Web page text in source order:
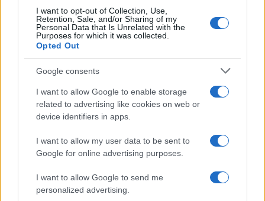
I want to opt-out of Collection, Use,
Retention, Sale, and/or Sharing of my
Personal Data that Is Unrelated with the
Purposes for which it was collected.
Opted Out
Google consents
I want to allow Google to enable storage
related to advertising like cookies on web or
device identifiers in apps.
I want to allow my user data to be sent to
Google for online advertising purposes.
I want to allow Google to send me
personalized advertising.
Cremlino”:eliminare fisicamente
Kiev, una volta accertate le responsabilità ucraine,
perché si deve“rispondere alla morte con la morte”
Sul fronte dei media, la direttrice diRussia Today
Margarita Simonyan , ha subito dichiarato con
gran sicurezza che la rivendicazione dell’Isis fosse
“falsa”. Anche il canale russo Rybare un
giornalista diVgtrk, trasmissione televisiva russa,
hanno descritto queste informazioni come “false”.
La prima reazione, dunque, è stata quella di